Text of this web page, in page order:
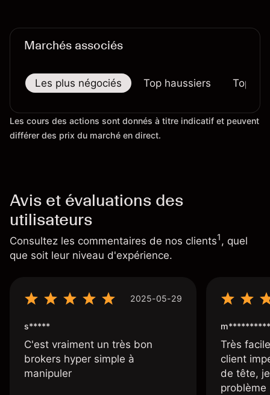
Marchés associés
Les plus négociés Top haussiers Top
Les cours des actions sont donnés à titre indicatif et peuvent
différer des prix du marché en direct.
Avis et évaluations des
utilisateurs
Consultez les commentaires de nos clients1, quel
que soit leur niveau d'expérience.
2025-05-29
s*****
C'est vraiment un très bon
brokers hyper simple à
manipuler
m**********
Très
client
de tête,
problème